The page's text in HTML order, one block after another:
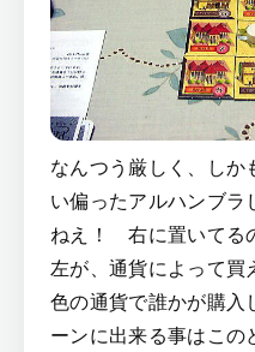
なんつう厳しく、しか
い偏ったアルハンブ
ねえ！ 右に置いてる
左が、通貨によって買
色の通貨で誰かが購入
ーンに出来る事はこの